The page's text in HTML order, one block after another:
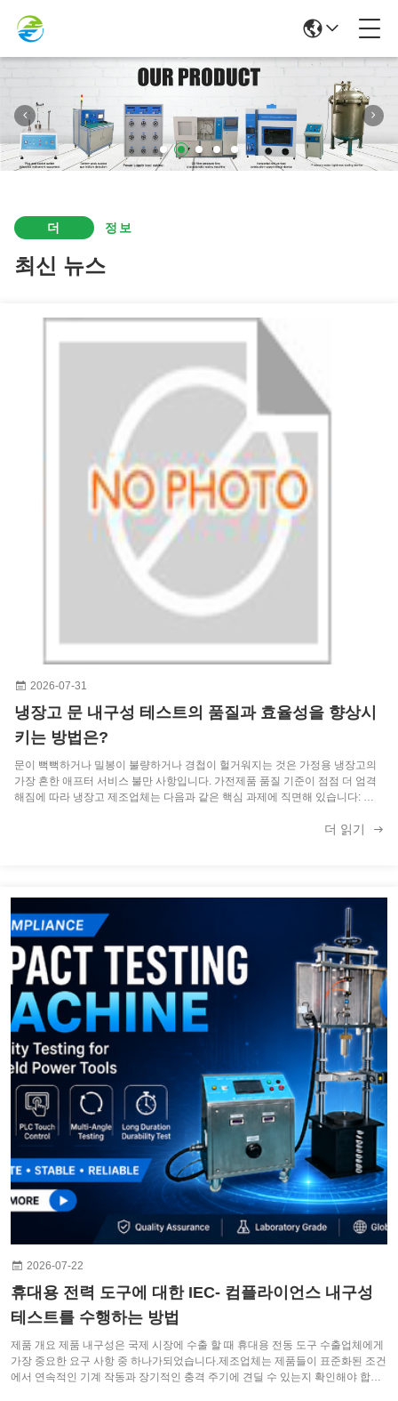
더 정보
최신 뉴스
2026-07-31
냉장고 문 내구성 테스트의 품질과 효율성을 향상시
키는 방법은?
문이 뻑뻑하거나 밀봉이 불량하거나 경첩이 헐거워지는 것은 가정용 냉장고의
가장 흔한 애프터 서비스 불만 사항입니다. 가전제품 품질 기준이 점점 더 엄격
해짐에 따라 냉장고 제조업체는 다음과 같은 핵심 과제에 직면해 있습니다: 장
완료하며, 일관된 공장 품질을 보장하는 방법입니다. 이러한 업계의 고충을 해
더 읽기
2026-07-22
휴대용 전력 도구에 대한 IEC- 컴플라이언스 내구성
테스트를 수행하는 방법
제품 개요 제품 내구성은 국제 시장에 수출 할 때 휴대용 전동 도구 수출업체에게
가장 중요한 요구 사항 중 하나가되었습니다.제조업체는 제품들이 표준화된 조건
에서 연속적인 기계 작동과 장기적인 충격 주기에 견딜 수 있는지 확인해야 합니